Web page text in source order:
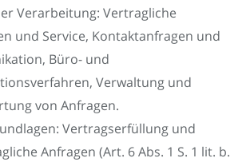
Verarbeitung: Vertragliche
und Service, Kontaktanfragen und
Büro- und
Verwaltung und
von Anfragen.
Vertragserfüllung und
Anfragen (Art. 6 Abs. 1 S. 1 lit. b.